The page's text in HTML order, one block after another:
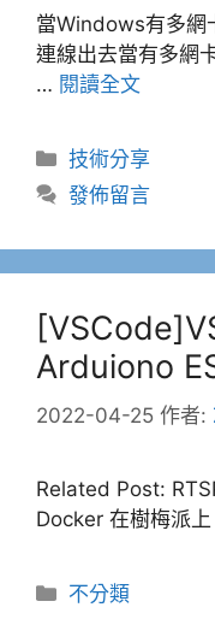
當Windows有多網
連線出去當有多網
… 閱讀全文
分
類
技術分享
發佈留言
Arduiono
2022-04-25 作者:
Related Post:
Docker 在樹梅派
分
不分類